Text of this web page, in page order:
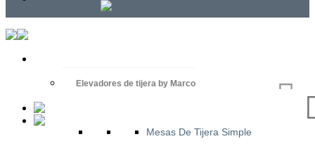
Elevadores de tijera by Marco
Mesas De Tijera Simple